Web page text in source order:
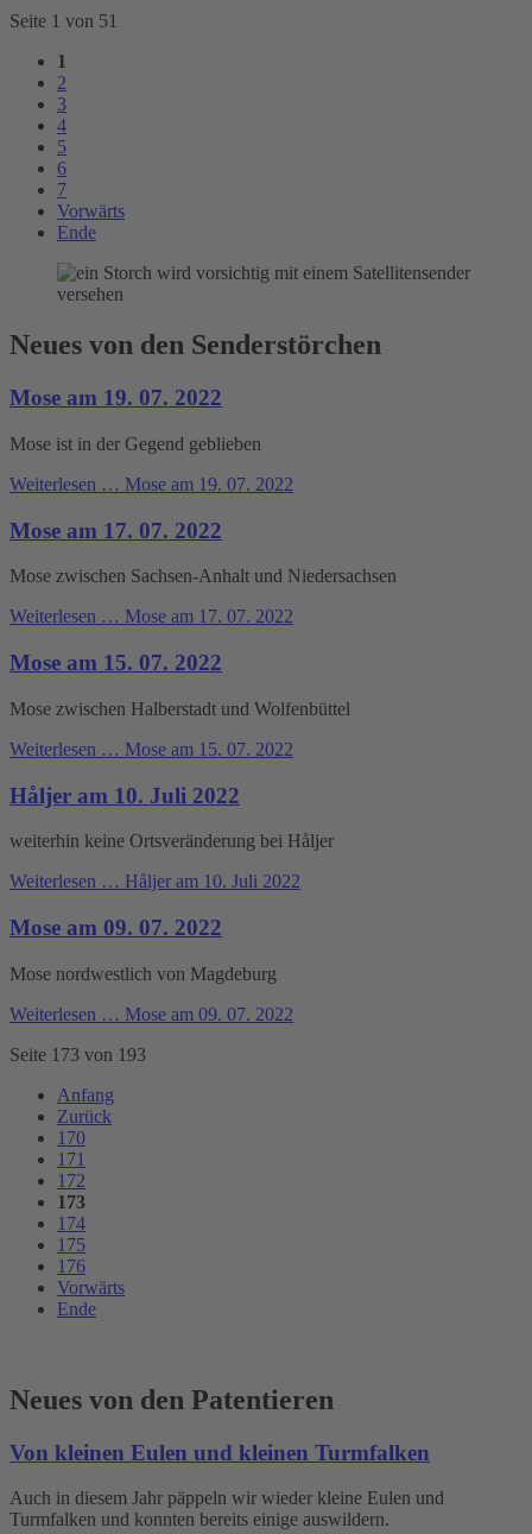
Seite 1 von 51
1
2
3
4
5
6
7
Vorwärts
Ende
Neues von den Senderstörchen
Mose am 19. 07. 2022
Mose ist in der Gegend geblieben
Weiterlesen … Mose am 19. 07. 2022
Mose am 17. 07. 2022
Mose zwischen Sachsen-Anhalt und Niedersachsen
Weiterlesen … Mose am 17. 07. 2022
Mose am 15. 07. 2022
Mose zwischen Halberstadt und Wolfenbüttel
Weiterlesen … Mose am 15. 07. 2022
Håljer am 10. Juli 2022
weiterhin keine Ortsveränderung bei Håljer
Weiterlesen … Håljer am 10. Juli 2022
Mose am 09. 07. 2022
Mose nordwestlich von Magdeburg
Weiterlesen … Mose am 09. 07. 2022
Seite 173 von 193
Anfang
Zurück
170
171
172
173
174
175
176
Vorwärts
Ende
Neues von den Patentieren
Von kleinen Eulen und kleinen Turmfalken
Auch in diesem Jahr päppeln wir wieder kleine Eulen und
Turmfalken und konnten bereits einige auswildern.